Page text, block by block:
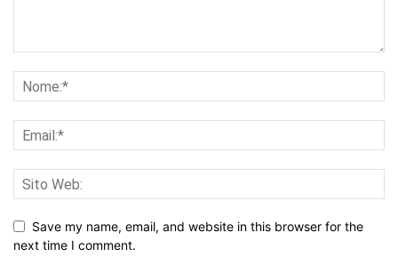
Save my name, email, and website in this browser for the
next time I comment.